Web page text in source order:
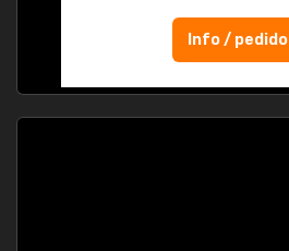
Info / pedido